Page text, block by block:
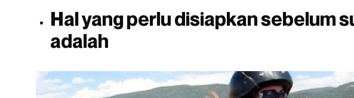
Hal yang perlu disiapkan sebelum
adalah